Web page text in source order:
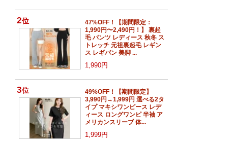
2位
47%OFF！【期間限定：
1,990円〜2,490円！】 裏起
毛 パンツ レディース 秋冬 ス
トレッチ 元祖裏起毛 レギン
ス レギパン 美脚 ...
1,990円
3位
49%OFF！【期間限定】
3,990円→1,999円 選べる2タ
イプ マキシワンピース レデ
ィース ロングワンピ 半袖 ア
メリカンスリーブ 体...
1,999円